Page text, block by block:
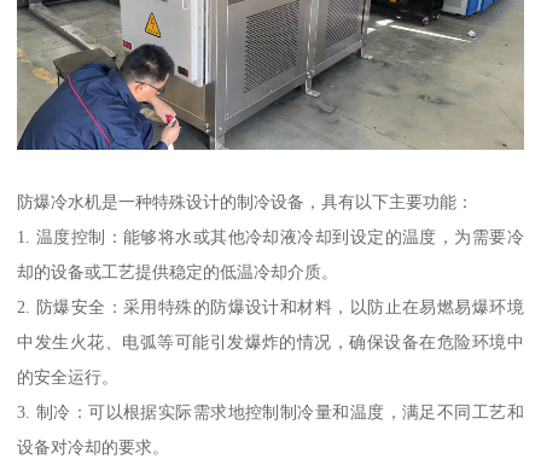
防爆冷水机是一种特殊设计的制冷设备，具有以下主要功能：
1. 温度控制：能够将水或其他冷却液冷却到设定的温度，为需要冷
却的设备或工艺提供稳定的低温冷却介质。
2. 防爆安全：采用特殊的防爆设计和材料，以防止在易燃易爆环境
中发生火花、电弧等可能引发爆炸的情况，确保设备在危险环境中
的安全运行。
3. 制冷：可以根据实际需求地控制制冷量和温度，满足不同工艺和
设备对冷却的要求。